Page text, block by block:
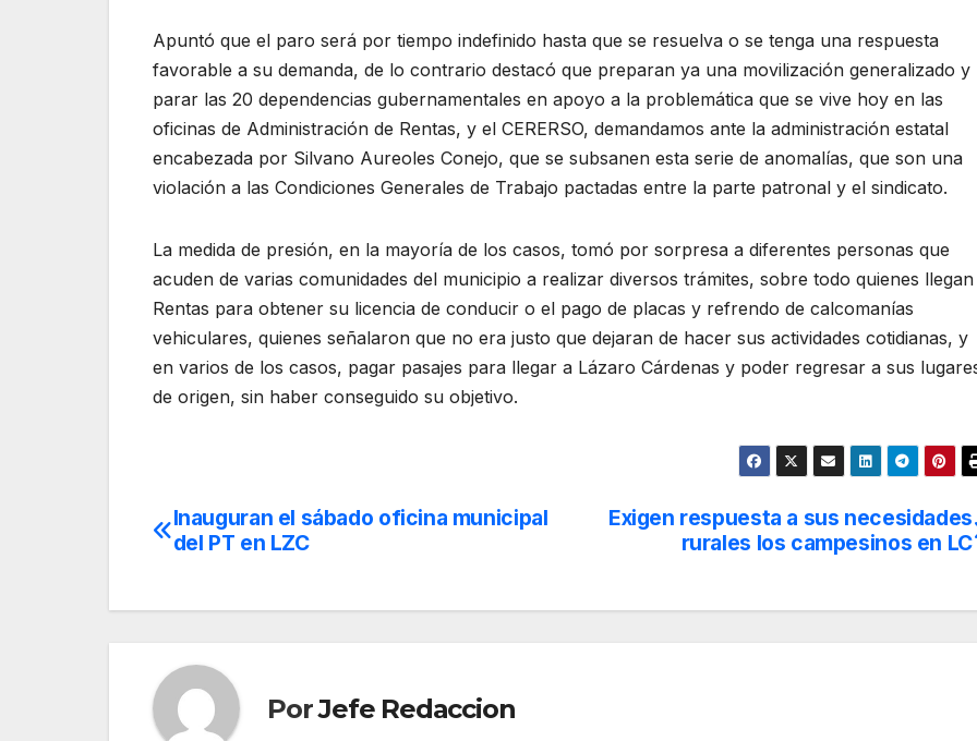
Apuntó que el paro será por tiempo indefinido hasta que se resuelva o se tenga una respuesta
favorable a su demanda, de lo contrario destacó que preparan ya una movilización generalizado y
parar las 20 dependencias gubernamentales en apoyo a la problemática que se vive hoy en las
oficinas de Administración de Rentas, y el CERERSO, demandamos ante la administración estatal
encabezada por Silvano Aureoles Conejo, que se subsanen esta serie de anomalías, que son una
violación a las Condiciones Generales de Trabajo pactadas entre la parte patronal y el sindicato.
La medida de presión, en la mayoría de los casos, tomó por sorpresa a diferentes personas que
acuden de varias comunidades del municipio a realizar diversos trámites, sobre todo quienes
Rentas para obtener su licencia de conducir o el pago de placas y refrendo de calcomanías
vehiculares, quienes señalaron que no era justo que dejaran de hacer sus actividades cotidianas, y
en varios de los casos, pagar pasajes para llegar a Lázaro Cárdenas y poder regresar a sus
de origen, sin haber conseguido su objetivo.
Navegación
entradas
Exigen respuesta a sus necesidades
rurales los campesinos en LC
Inauguran el sábado oficina municipal
del PT en LZC
PorJefe Redaccion